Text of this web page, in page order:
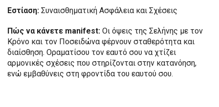
Εστίαση: Συναισθηματική Ασφάλεια και Σχέσεις
Πώς να κάνετε manifest: Οι όψεις της Σελήνης με τον
Κρόνο και τον Ποσειδώνα φέρνουν σταθερότητα και
διαίσθηση. Οραματίσου τον εαυτό σου να χτίζει
αρμονικές σχέσεις που στηρίζονται στην κατανόηση,
ενώ εμβαθύνεις στη φροντίδα του εαυτού σου.